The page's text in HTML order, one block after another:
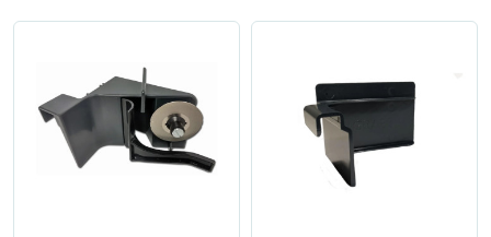
Regulamin
Polityka prywatności
i cookies
Skontaktuj się z nami